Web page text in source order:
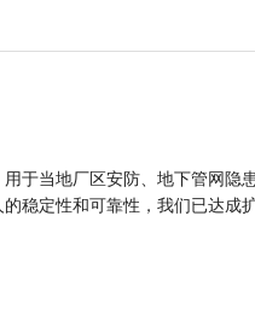
于当地厂区安防、地下管网隐
稳定性和可靠性，我们已达成